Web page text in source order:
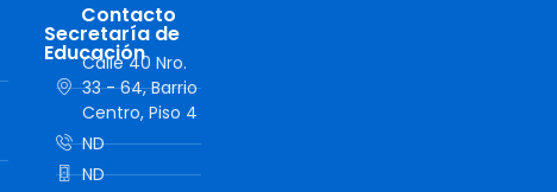
Contacto
Secretaría de
Educación
Calle 40 Nro.
33 - 64, Barrio
Centro, Piso 4
ND
ND